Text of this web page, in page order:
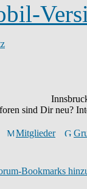
sind Dir neu?
Mitglieder
Bookmarks